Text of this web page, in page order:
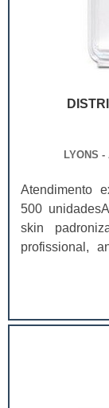
LYONS -
Atendimento
500
skin
profissional,
produto.A
podem